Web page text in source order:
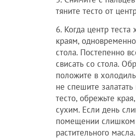
тяните тесто от
6. Когда центр
краям, одновременно
стола. Постепенно
свисать со стола.
положите в
не спешите
тесто, обрежьте
сухим. Если день
помещении слишком
растительного масла.